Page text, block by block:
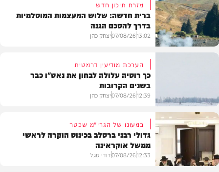
מזרח תיכון חדש
ברית חדשה: שלוש המעצמות המוסלמיות
בדרך להסכם הגנה
13:02
07/08/26יצחק כהן
הערכת מודיעין דרמטית
כך רוסיה עלולה לבחון את נאט"ו כבר
בשנים הקרובות
12:39
07/08/26יצחק כהן
במעונו של הגרי"מ שכטר
גדולי רבני ברסלב בכינוס הוקרה לראשי
ממשל אוקראינה
12:33
07/08/26דודי סגל